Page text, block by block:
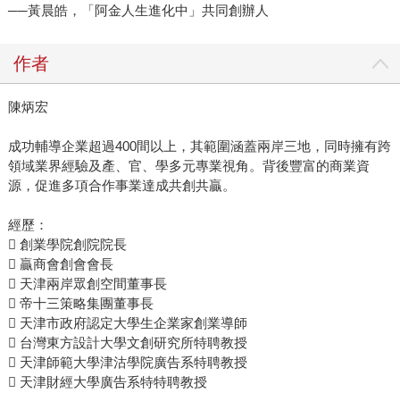
──黃晨皓，「阿金人生進化中」共同創辦人
作者
陳炳宏
成功輔導企業超過400間以上，其範圍涵蓋兩岸三地，同時擁有跨
領域業界經驗及產、官、學多元專業視角。背後豐富的商業資
源，促進多項合作事業達成共創共贏。
經歷：
 創業學院創院院長
 贏商會創會會長
 天津兩岸眾創空間董事長
 帝十三策略集團董事長
 天津市政府認定大學生企業家創業導師
 台灣東方設計大學文創研究所特聘教授
 天津師範大學津沽學院廣告系特聘教授
 天津財經大學廣告系特特聘教授